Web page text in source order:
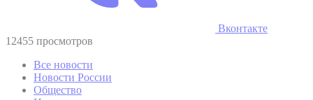
Вконтакте
12455 просмотров
Все новости
Новости России
Общество